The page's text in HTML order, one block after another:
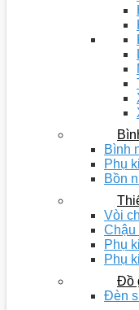
Bình
Phụ
Bồn
Vòi
Chậu
Phụ
Phụ
Đồ
Đèn